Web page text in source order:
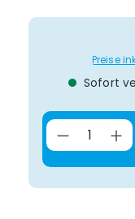
Preise
Sofort
Produkt